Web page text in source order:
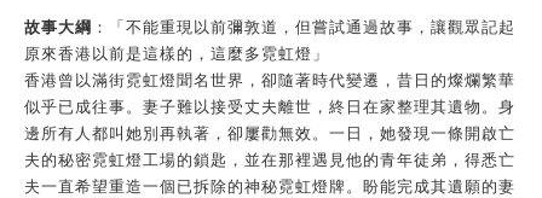
故事大綱 ：「不能重現以前彌敦道，但嘗試通過故事，讓觀眾記起
原來香港以前是這樣的，這麼多霓虹燈」
香港曾以滿街霓虹燈聞名世界，卻隨著時代變遷，昔日的燦爛繁華
似乎已成往事。妻子難以接受丈夫離世，終日在家整理其遺物。身
邊所有人都叫她別再執著，卻屢勸無效。一日，她發現一條開啟亡
夫的秘密霓虹燈工場的鎖匙，並在那裡遇見他的青年徒弟，得悉亡
夫一直希望重造一個已拆除的神秘霓虹燈牌。盼能完成其遺願的妻